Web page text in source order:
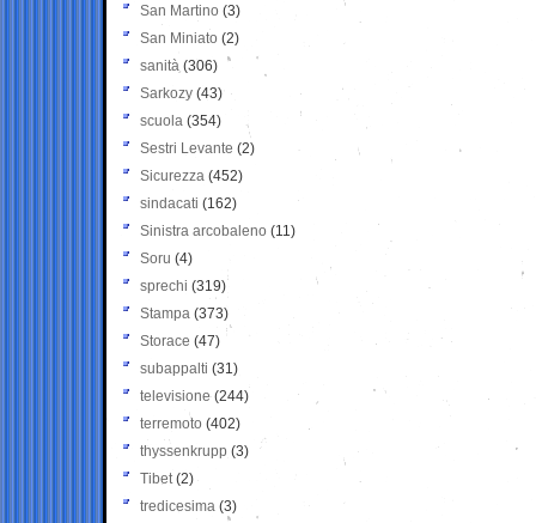
San Martino (3)
San Miniato (2)
sanità (306)
Sarkozy (43)
scuola (354)
Sestri Levante (2)
Sicurezza (452)
sindacati (162)
Sinistra arcobaleno (11)
Soru (4)
sprechi (319)
Stampa (373)
Storace (47)
subappalti (31)
televisione(244)
terremoto (402)
thyssenkrupp (3)
Tibet(2)
tredicesima (3)